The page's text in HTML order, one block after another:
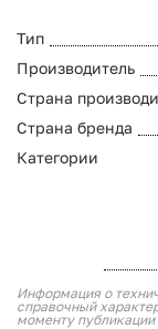
Тип
Производитель
Страна
Страна бренда
Категории
Информация о
справочный
моменту публикации